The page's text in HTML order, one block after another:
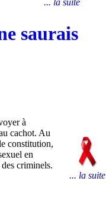
... la suite
saurais
à
cachot. Au
constitution,
en
criminels.
... la suite